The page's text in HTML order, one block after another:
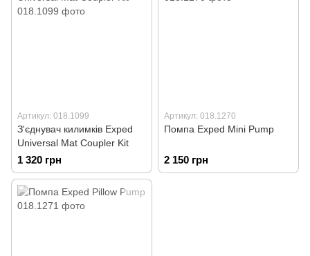
Артикул: 018.1099
З'єднувач килимків Exped
Universal Mat Coupler Kit
1 320 грн
Артикул: 018.1270
Помпа Exped Mini Pump
2 150 грн